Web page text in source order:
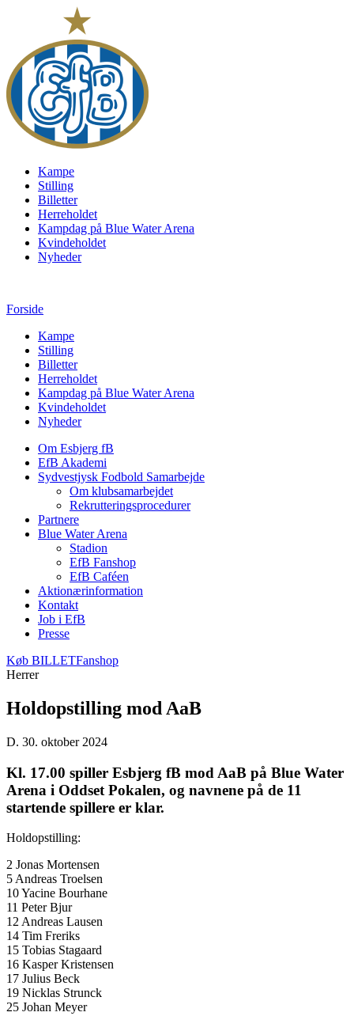
Kampe
Stilling
Billetter
Herreholdet
Kampdag på Blue Water Arena
Kvindeholdet
Nyheder
Forside
Kampe
Stilling
Billetter
Herreholdet
Kampdag på Blue Water Arena
Kvindeholdet
Nyheder
Om Esbjerg fB
EfB Akademi
Sydvestjysk Fodbold Samarbejde
Om klubsamarbejdet
Rekrutteringsprocedurer
Partnere
Blue Water Arena
Stadion
EfB Fanshop
EfB Caféen
Aktionærinformation
Kontakt
Job i EfB
Presse
Køb BILLETFanshop
Herrer
Holdopstilling mod AaB
D. 30. oktober 2024
Kl. 17.00 spiller Esbjerg fB mod AaB på Blue Water
Arena i Oddset Pokalen, og navnene på de 11
startende spillere er klar.
Holdopstilling:
2 Jonas Mortensen
5 Andreas Troelsen
10 Yacine Bourhane
11 Peter Bjur
12 Andreas Lausen
14 Tim Freriks
15 Tobias Stagaard
16 Kasper Kristensen
17 Julius Beck
19 Nicklas Strunck
25 Johan Meyer